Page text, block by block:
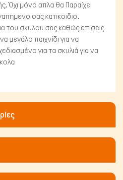
Όχι μόνο απλα θα Παραίχει
σας κατικοιδιο.
του σκυλου σας καθώς επισεις
μεγάλο παιχνίδι για να
για τα σκυλιά για να